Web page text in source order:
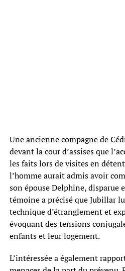
Une ancienne compagne de
devant la cour d’assises que
les faits lors de visites en
l’homme aurait admis avoir
son épouse Delphine, disparue
témoine a précisé que Jubillar
technique d’étranglement et
évoquant des tensions
enfants et leur logement.
L’intéressée a également